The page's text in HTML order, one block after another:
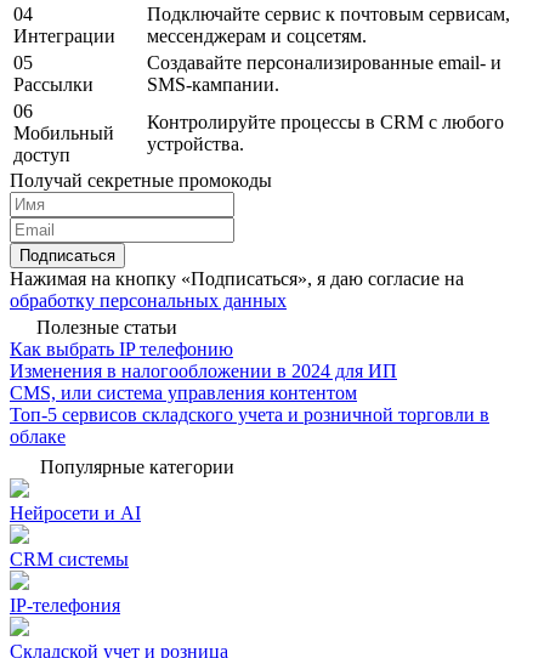
04
Интеграции
Подключайте сервис к почтовым сервисам,
мессенджерам и соцсетям.
05
Рассылки
Создавайте персонализированные email- и
SMS-кампании.
06
Мобильный
доступ
Контролируйте процессы в CRM с любого
устройства.
Получай секретные промокоды
Подписаться
Нажимая на кнопку «Подписаться», я даю согласие на
обработку персональных данных
Полезные статьи
Как выбрать IP телефонию
Изменения в налогообложении в 2024 для ИП
CMS, или система управления контентом
Топ-5 сервисов складского учета и розничной торговли в
облаке
Популярные категории
Нейросети и AI
CRM системы
IP-телефония
Складской учет и розница